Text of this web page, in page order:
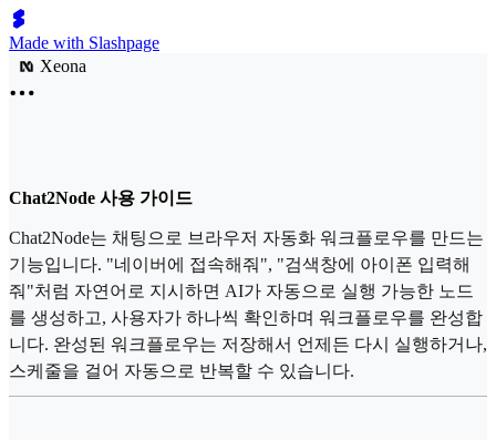
Made with Slashpage
Xeona
Chat2Node 사용 가이드
Chat2Node는 채팅으로 브라우저 자동화 워크플로우를 만드는
기능입니다. "네이버에 접속해줘", "검색창에 아이폰 입력해
줘"처럼 자연어로 지시하면 AI가 자동으로 실행 가능한 노드
를 생성하고, 사용자가 하나씩 확인하며 워크플로우를 완성합
니다. 완성된 워크플로우는 저장해서 언제든 다시 실행하거나,
스케줄을 걸어 자동으로 반복할 수 있습니다.